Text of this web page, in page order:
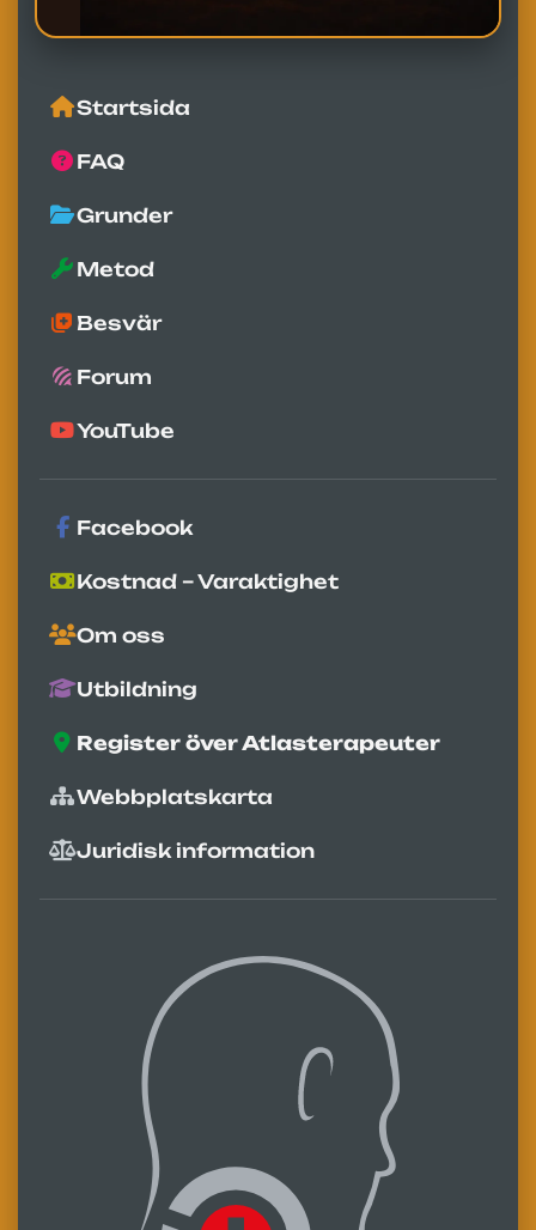
Startsida
FAQ
Grunder
Metod
Besvär
Forum
YouTube
Facebook
Kostnad – Varaktighet
Om oss
Utbildning
Register över Atlasterapeuter
Webbplatskarta
Juridisk information